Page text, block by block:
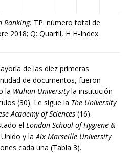
Ranking; TP: número total de
2018; Q: Quartil, H H-Index.
de las diez primeras
de documentos, fueron
la Wuhan Universityla institución
(30). Le sigue la The University
Academy of Sciences (16).
el London School of Hygiene &
y la Aix Marseille University
cada una (Tabla 3).